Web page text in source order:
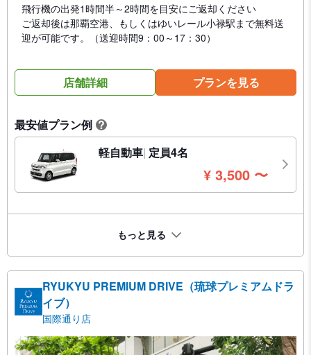
飛行機の出発1時間半～2時間を目安にご返却ください
ご返却後は那覇空港、もしくはゆいレール小禄駅まで無料送
迎が可能です。（送迎時間9：00～17：30）
店舗詳細 プランを見る
最安値プラン例 ?
軽自動車 定員4名
¥ 3,500 円
〜
もっと見る
RYUKYU PREMIUM DRIVE（琉球プレミアムドラ
イブ）
国際通り店